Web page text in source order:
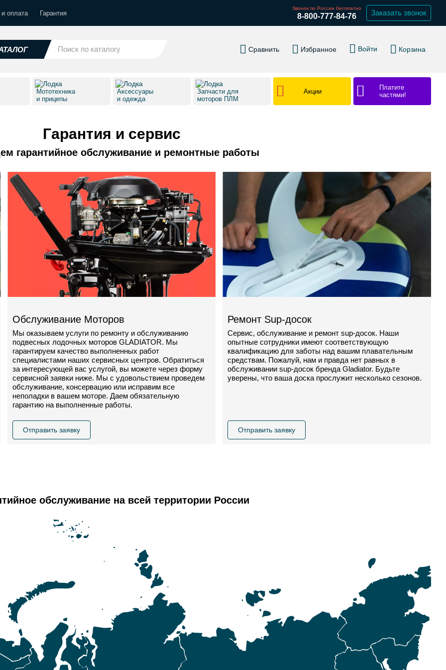
оплата Гарантия
Звонок по России бесплатно
8-800-777-84-76 Заказать звонок
Сравнить Избранное Войти Корзина
Мототехника
и прицепы
Аксессуары
и одежда
Запчасти для
моторов ПЛМ
Акции
Платите
частями!
Гарантия и сервис
гарантийное обслуживание и ремонтные работы
Обслуживание Моторов
Мы оказываем услуги по ремонту и обслуживанию
подвесных лодочных моторов GLADIATOR. Мы
гарантируем качество выполненных работ
специалистами наших сервисных центров. Обратиться
за интересующей вас услугой, вы можете через форму
сервисной заявки ниже. Мы с удовольствием проведем
обслуживание, консервацию или исправим все
неполадки в вашем моторе. Даем обязательную
гарантию на выполненные работы.
Отправить заявку
Ремонт Sup-досок
Сервис, обслуживание и ремонт sup-досок. Наши
опытные сотрудники имеют соответствующую
квалификацию для заботы над вашим плавательным
средствам. Пожалуй, нам и правда нет равных в
обслуживании sup-досок бренда Gladiator. Будьте
уверены, что ваша доска прослужит несколько сезонов.
Отправить заявку
обслуживание на всей территории России